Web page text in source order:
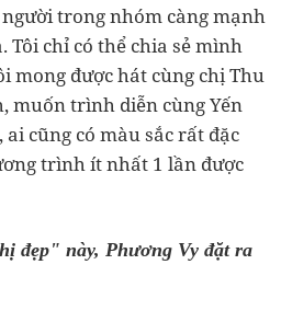
trong nhóm càng mạnh
Tôi chỉ có thể chia sẻ mình
mong được hát cùng chị Thu
muốn trình diễn cùng Yến
cũng có màu sắc rất đặc
trình ít nhất 1 lần được
đẹp" này, Phương Vy đặt ra